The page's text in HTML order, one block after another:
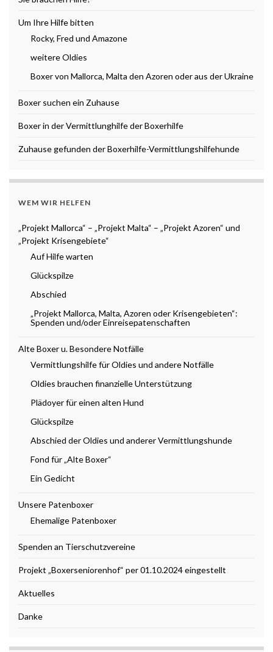
Um Ihre Hilfe bitten
Rocky, Fred und Amazone
weitere Oldies
Boxer von Mallorca, Malta den Azoren oder aus der Ukraine
Boxer suchen ein Zuhause
Boxer in der Vermittlunghilfe der Boxerhilfe
Zuhause gefunden der Boxerhilfe-Vermittlungshilfehunde
WEM WIR HELFEN
„Projekt Mallorca“ – „Projekt Malta“ – „Projekt Azoren“ und
„Projekt Krisengebiete“
Auf Hilfe warten
Glückspilze
Abschied
„Projekt Mallorca, Malta, Azoren oder Krisengebieten“:
Spenden und/oder Einreisepatenschaften
Alte Boxer u. Besondere Notfälle
Vermittlungshilfe für Oldies und andere Notfälle
Oldies brauchen finanzielle Unterstützung
Plädoyer für einen alten Hund
Glückspilze
Abschied der Oldies und anderer Vermittlungshunde
Fond für „Alte Boxer“
Ein Gedicht
Unsere Patenboxer
Ehemalige Patenboxer
Spenden an Tierschutzvereine
Projekt „Boxerseniorenhof“ per 01.10.2024 eingestellt
Aktuelles
Danke